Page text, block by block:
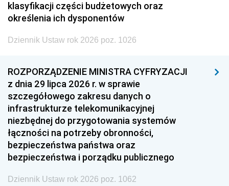
klasyfikacji części budżetowych oraz
określenia ich dysponentów
Dziennik Ustaw rok 2026 poz. 1026
ROZPORZĄDZENIE MINISTRA CYFRYZACJI
z dnia 29 lipca 2026 r. w sprawie
szczegółowego zakresu danych o
infrastrukturze telekomunikacyjnej
niezbędnej do przygotowania systemów
łączności na potrzeby obronności,
bezpieczeństwa państwa oraz
bezpieczeństwa i porządku publicznego
Dziennik Ustaw rok 2026 poz. 1062